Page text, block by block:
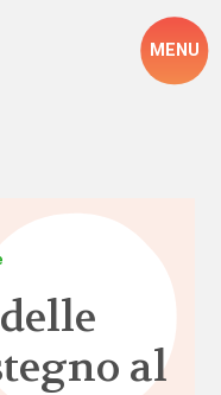
MENU
al